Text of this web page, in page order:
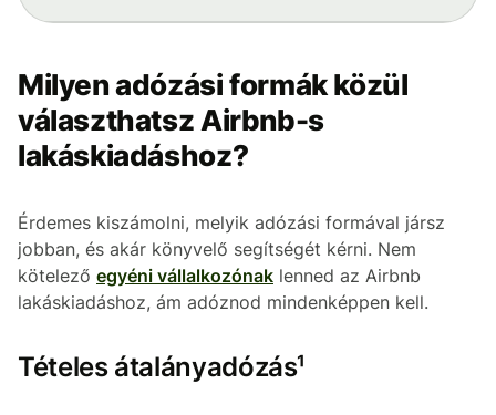
Milyen adózási formák közül
választhatsz Airbnb-s
lakáskiadáshoz?
Érdemes kiszámolni, melyik adózási formával jársz
jobban, és akár könyvelő segítségét kérni. Nem
kötelező egyéni vállalkozónak lenned az Airbnb
lakáskiadáshoz, ám adóznod mindenképpen kell.
Tételes átalányadózás¹